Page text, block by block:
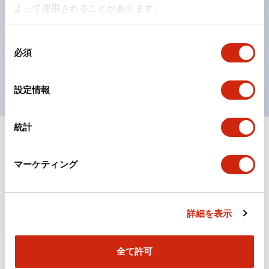
よって使用されることがあります。
必須
設定情報
統計
マーケティング
詳細を表示
全て許可
ISO 3864-4安全色に対応。危険時や緊急事態時の色表
ドキュメントとファイル